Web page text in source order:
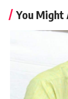
You Might